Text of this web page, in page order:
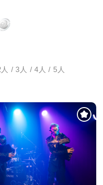
/ 3人 / 4人 / 5人